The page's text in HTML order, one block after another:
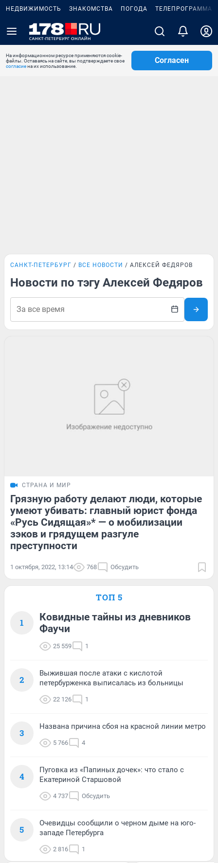
НЕДВИЖИМОСТЬ ЗНАКОМСТВА ПОГОДА ТЕЛЕПРОГРАММА
На информационном ресурсе применяются cookie-
файлы. Оставаясь на сайте, вы подтверждаете свое
согласиена их использование.
Согласен
САНКТ-ПЕТЕРБУРГ ВСЕ НОВОСТИ АЛЕКСЕЙ ФЕДЯРОВ
Новости по тэгу Алексей Федяров
СТРАНА И МИР
Грязную работу делают люди, которые
умеют убивать: главный юрист фонда
«Русь Сидящая»* — о мобилизации
зэков и грядущем разгуле
преступности
1 октября, 2022, 13:14 768 Обсудить
ТОП 5
1
Ковидные тайны из дневников
Фаучи
25 559 1
2
Выжившая после атаки с кислотой
петербурженка выписалась из больницы
22 126 1
3
Названа причина сбоя на красной линии метро
5 766 4
4
Пуговка из «Папиных дочек»: что стало с
Екатериной Старшовой
4 737 Обсудить
5
Очевидцы сообщили о черном дыме на юго-
западе Петербурга
2 816 1